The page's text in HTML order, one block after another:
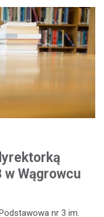
w Wągrowcu
nr 3 im.